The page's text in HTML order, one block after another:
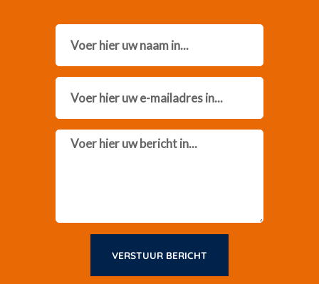
Message
VERSTUUR BERICHT